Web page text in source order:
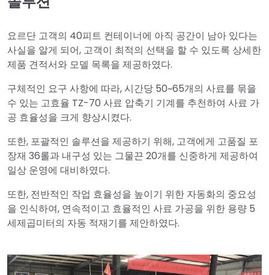
요르단 고객의 40피트 컨테이너에 아직 공간이 남아 있다는
사실을 알게 되어, 고객이 최적의 선택을 할 수 있도록 상세한
제품 견적서와 모델 목록을 제공하였다.
구체적인 요구 사항에 따라, 시간당 50~65개의 사료를 묶을
수 있는 고효율 TZ-70 사료 압축기 기계를 추천하여 사료 가
공 효율성을 크게 향상시켰다.
또한, 포괄적인 솔루션을 제공하기 위해, 고객에게 고품질 포
장재 36롤과 내구성 있는 그물끈 20개를 신중하게 제공하여
일상 운영에 대비하였다.
또한, 전반적인 작업 효율성을 높이기 위한 자동화의 중요성
을 인식하여, 연속적이고 효율적인 사료 가공을 위한 용량 5
세제곱미터의 자동 적재기를 제안하였다.